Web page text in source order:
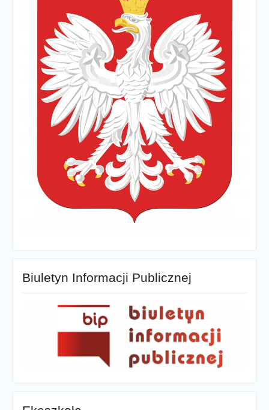
Biuletyn Informacji Publicznej